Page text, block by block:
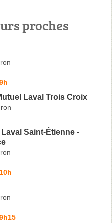
proches
Laval Trois Croix
Saint-Étienne -